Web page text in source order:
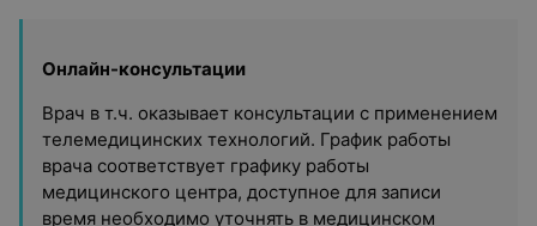
Онлайн-консультации
Врач в т.ч. оказывает консультации с применением
телемедицинских технологий. График работы
врача соответствует графику работы
медицинского центра, доступное для записи
время необходимо уточнять в медицинском